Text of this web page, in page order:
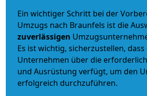
Ein wichtiger Schritt bei der
Umzugs nach Braunfels ist die
zuverlässigen
Es ist wichtig, sicherzustellen, dass
Unternehmen über die
und Ausrüstung verfügt, um den
erfolgreich durchzuführen.